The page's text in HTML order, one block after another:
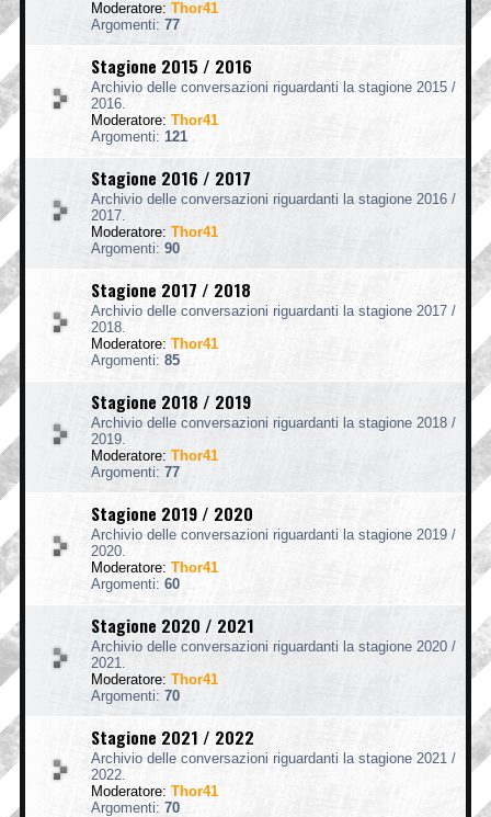
Moderatore: Thor41
Argomenti: 77
Stagione 2015 / 2016
Archivio delle conversazioni riguardanti la stagione 2015 /
2016.
Moderatore: Thor41
Argomenti: 121
Stagione 2016 / 2017
Archivio delle conversazioni riguardanti la stagione 2016 /
2017.
Moderatore: Thor41
Argomenti: 90
Stagione 2017 / 2018
Archivio delle conversazioni riguardanti la stagione 2017 /
2018.
Moderatore: Thor41
Argomenti: 85
Stagione 2018 / 2019
Archivio delle conversazioni riguardanti la stagione 2018 /
2019.
Moderatore: Thor41
Argomenti: 77
Stagione 2019 / 2020
Archivio delle conversazioni riguardanti la stagione 2019 /
2020.
Moderatore: Thor41
Argomenti: 60
Stagione 2020 / 2021
Archivio delle conversazioni riguardanti la stagione 2020 /
2021.
Moderatore: Thor41
Argomenti: 70
Stagione 2021 / 2022
Archivio delle conversazioni riguardanti la stagione 2021 /
2022.
Moderatore: Thor41
Argomenti: 70